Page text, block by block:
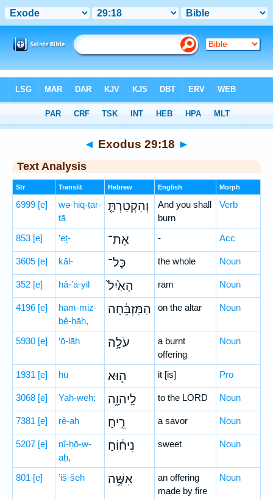
> Exodus 29:18
◄ Exodus 29:18 ►
Text Analysis
Str Translit Hebrew English Morph
6999 [e]
wə-hiq-ṭar-
tā
וְהִקְטַרְתָּ֤
And you shall
burn
Verb
853 [e] ’eṯ- אֶת־ - Acc
3605 [e] kāl- כָּל־ the whole Noun
352 [e] hā-’a-yil הָאַ֙יִל֙ ram Noun
4196 [e]
ham-miz-
bê-ḥāh,
הַמִּזְבֵּ֔חָה on the altar Noun
5930 [e] ‘ō-lāh עֹלָ֥ה
a burnt
offering
Noun
1931 [e] hū ה֖וּא it [is] Pro
3068 [e] Yah-weh; לַֽיהוָ֑ה to the LORD Noun
7381 [e] rê-aḥ רֵ֣יחַ a savor Noun
5207 [e]
nî-ḥō-w-
aḥ,
נִיח֔וֹחַ sweet Noun
801 [e] ’iš-šeh אִשֶּׁ֥ה
an offering
made by fire
Noun